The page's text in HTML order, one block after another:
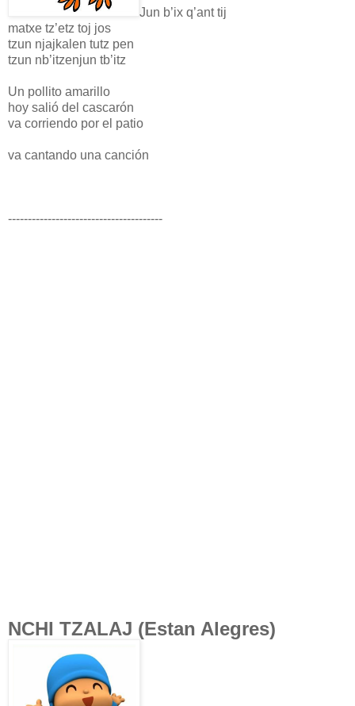
Jun b’ix q’ant tij
matxe tz’etz toj jos
tzun njajkalen tutz pen
tzun nb’itzenjun tb’itz
Un pollito amarillo
hoy salió del cascarón
va corriendo por el patio
va cantando una canción
---------------------------------------
NCHI TZALAJ (Estan Alegres)